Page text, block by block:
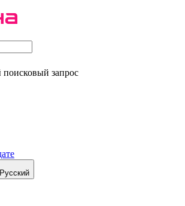
запрос
Русский